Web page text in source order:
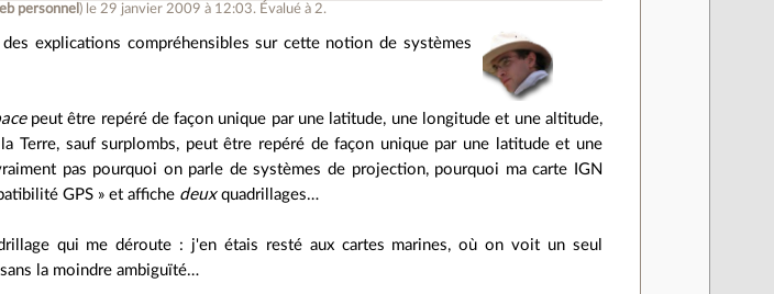
personnel ) le 29 janvier 2009 à 12:03. Évalué à 2.
explications compréhensibles sur cette notion de systèmes
peut être repéré de façon unique par une latitude, une longitude et une altitude,
Terre, sauf surplombs, peut être repéré de façon unique par une latitude et une
pas pourquoi on parle de systèmes de projection, pourquoi ma carte IGN
GPS » et affiche deuxquadrillages…
qui me déroute : j'en étais resté aux cartes marines, où on voit un seul
la moindre ambiguïté…